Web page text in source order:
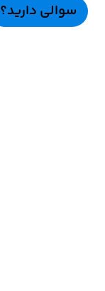
سوالی دارید؟